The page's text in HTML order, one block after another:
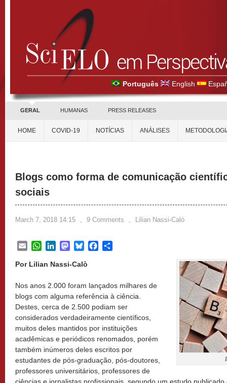
Português English
GERAL HUMANAS PRESS RELEASES
HOME COVID-19 NOTÍCIAS ANÁLISES
Blogs como forma de comunicação
sociais
March 7, 2018 14:15 , 9 Comments , Lilian Nassi-Calò
EmailWhatsApp
LinkedInMastodon
BlueskyFacebook
Por Lilian Nassi-Calò
Nos anos 2.000 foram lançados milhares de
blogs com alguma referência à ciência.
Destes, cerca de 2.500 podiam ser
considerados verdadeiramente científicos,
muitos deles mantidos por instituições
acadêmicas e periódicos renomados, porém
também inúmeros deles escritos por
estudantes de pós-graduação, pós-doutores,
professores universitários, professores de